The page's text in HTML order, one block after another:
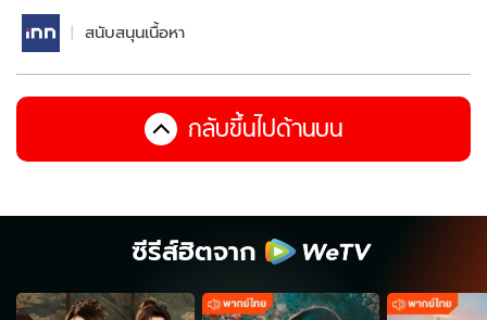
สนับสนุนเนื้อหา
กลับขึ้นไปด้านบน
ซีรีส์ฮิตจาก